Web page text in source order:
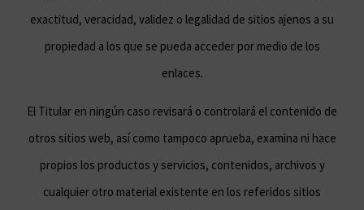
exactitud, veracidad, validez o legalidad de sitios ajenos a su
propiedad a los que se pueda acceder por medio de los
enlaces.
El Titular en ningún caso revisará o controlará el contenido de
otros sitios web, así como tampoco aprueba, examina ni hace
propios los productos y servicios, contenidos, archivos y
cualquier otro material existente en los referidos sitios